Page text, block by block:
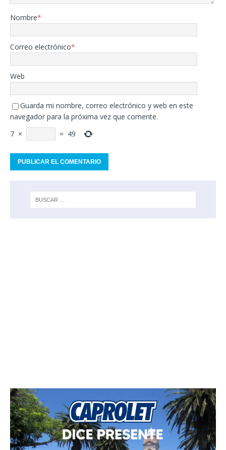
Nombre*
Correo electrónico*
Web
Guarda mi nombre, correo electrónico y web en este
navegador para la próxima vez que comente.
7 × = 49